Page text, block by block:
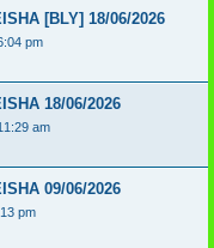
[BLY] 18/06/2026
pm
18/06/2026
am
09/06/2026
pm